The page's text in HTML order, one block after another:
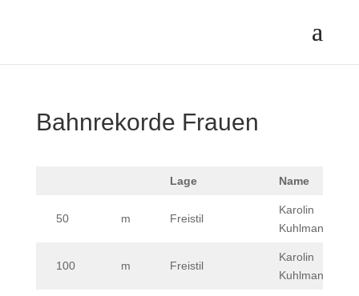
Bahnrekorde Frauen
Lage Name
50 m Freistil
Karolin
Kuhlmann
100 m Freistil
Karolin
Kuhlmann